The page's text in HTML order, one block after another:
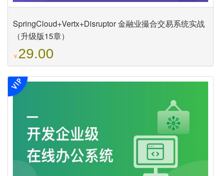
SpringCloud+Vertx+Disruptor 金融业撮合交易系统实战
（升级版15章）
￥29.00